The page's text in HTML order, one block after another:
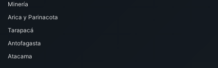
Minería
Arica y Parinacota
Tarapacá
Antofagasta
Atacama